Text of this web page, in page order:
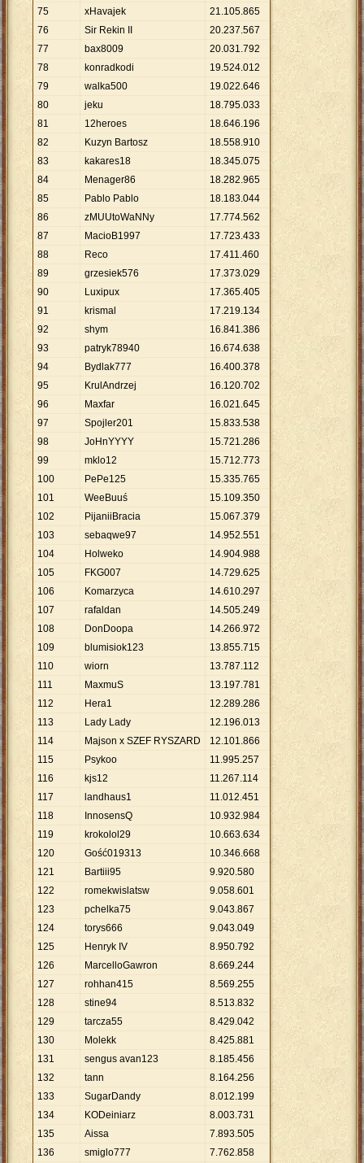
75
xHavajek 21.105.865
76
Sir Rekin II 20.237.567
77
bax8009 20.031.792
78
konradkodi 19.524.012
79
walka500 19.022.646
80
jeku 18.795.033
81
12heroes 18.646.196
82
Kuzyn Bartosz 18.558.910
83
kakares18 18.345.075
84
Menager86 18.282.965
85
Pablo Pablo 18.183.044
86
zMUUtoWaNNy 17.774.562
87
MacioB1997 17.723.433
88
Reco 17.411.460
89
grzesiek576 17.373.029
90
Luxipux 17.365.405
91
krismal 17.219.134
92
shym 16.841.386
93
patryk78940 16.674.638
94
Bydlak777 16.400.378
95
KrulAndrzej 16.120.702
96
Maxfar 16.021.645
97
Spojler201 15.833.538
98
JoHnYYYY 15.721.286
99
mklo12 15.712.773
100
PePe125 15.335.765
101
WeeBuuś 15.109.350
102
PijaniiBracia 15.067.379
103
sebaqwe97 14.952.551
104
Holweko 14.904.988
105
FKG007 14.729.625
106
Komarzyca 14.610.297
107
rafaldan 14.505.249
108
DonDoopa 14.266.972
109
blumisiok123 13.855.715
110
wiorn 13.787.112
111
MaxmuS 13.197.781
112
Hera1 12.289.286
113
Lady Lady 12.196.013
114
Majson x SZEF RYSZARD 12.101.866
115
Psykoo 11.995.257
116
kjs12 11.267.114
117
landhaus1 11.012.451
118
InnosensQ 10.932.984
119
krokolol29 10.663.634
120
Gość019313 10.346.668
121
Bartiii95 9.920.580
122
romekwislatsw 9.058.601
123
pchelka75 9.043.867
124
torys666 9.043.049
125
Henryk IV 8.950.792
126
MarcelloGawron 8.669.244
127
rohhan415 8.569.255
128
stine94 8.513.832
129
tarcza55 8.429.042
130
Molekk 8.425.881
131
sengus avan123 8.185.456
132
tann 8.164.256
133
SugarDandy 8.012.199
134
KODeiniarz 8.003.731
135
Aissa 7.893.505
136
smiglo777 7.762.858